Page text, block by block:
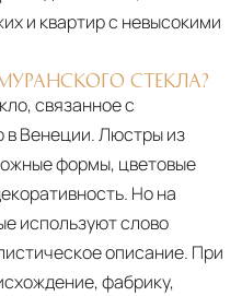
и квартир с невысокими
СТЕКЛА?
связанное с
в Венеции. Люстры из
формы, цветовые
Но на
используют слово
описание. При
фабрику,